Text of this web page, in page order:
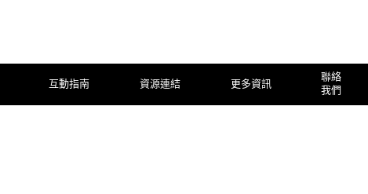
互動指南 資源連結 更多資訊
聯絡
我們